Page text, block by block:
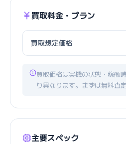
買取料金・プラン
買取想定価格
買取価格は実機の状態・稼働
り異なります。まずは無料査
主要スペック